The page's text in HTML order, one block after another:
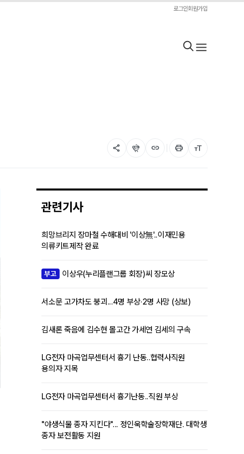
로그인회원가입
share flutter_dash link print format_size
관련기사
희망브리지 장마철 수해대비 '이상無'..이재민용
의류키트제작 완료
부고 이상우(누리플랜그룹 회장)씨 장모상
서소문 고가차도 붕괴...4명 부상·2명 사망 (상보)
김새론 죽음에 김수현 몰고간 가세연 김세의 구속
LG전자 마곡업무센터서 흉기 난동..협력사직원
용의자 지목
LG전자 마곡업무센터서 흉기난동..직원 부상
"야생식물 종자 지킨다"... 정인욱학술장학재단. 대학생
종자 보전활동 지원